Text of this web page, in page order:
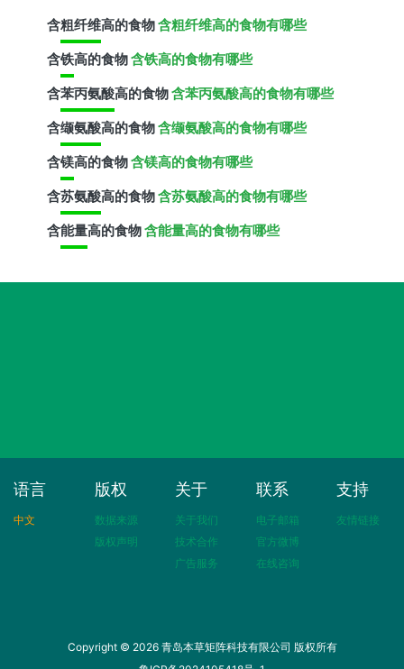
含粗纤维高的食物含粗纤维高的食物有哪些
含铁高的食物含铁高的食物有哪些
含苯丙氨酸高的食物含苯丙氨酸高的食物有哪些
含缬氨酸高的食物含缬氨酸高的食物有哪些
含镁高的食物含镁高的食物有哪些
含苏氨酸高的食物含苏氨酸高的食物有哪些
含能量高的食物含能量高的食物有哪些
语言
中文
版权
数据来源
版权声明
关于
关于我们
技术合作
广告服务
联系
电子邮箱
官方微博
在线咨询
支持
友情链接
Copyright © 2026 青岛本草矩阵科技有限公司 版权所有